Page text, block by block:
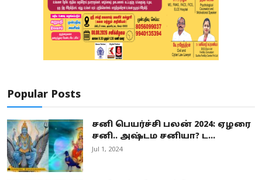
Popular Posts
சனி பெயர்ச்சி பலன் 2024: ஏழரை
சனி.. அஷ்டம சனியா? ட...
Jul 1, 2024